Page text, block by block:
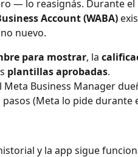
— lo reasignás. Durante el
Account (WABA)
nuevo.
para mostrar, la
plantillas aprobadas.
Business Manager
(Meta lo pide durante
y la app sigue